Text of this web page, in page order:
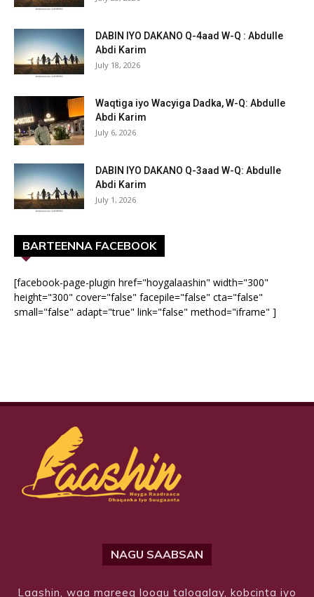
DABIN IYO DAKANO Q-4aad W-Q : Abdulle
Abdi Karim
July 18, 2026
Waqtiga iyo Wacyiga Dadka, W-Q: Abdulle
Abdi Karim
July 6, 2026
DABIN IYO DAKANO Q-3aad W-Q: Abdulle
Abdi Karim
July 1, 2026
BARTEENNA FACEBOOK
[facebook-page-plugin href="hoygalaashin" width="300"
height="300" cover="false" facepile="false" cta="false"
small="false" adapt="true" link="false" method="iframe" ]
NAGU SAABSAN
Laashin, waa mareeg loogu talogalay, kobcinta iyo